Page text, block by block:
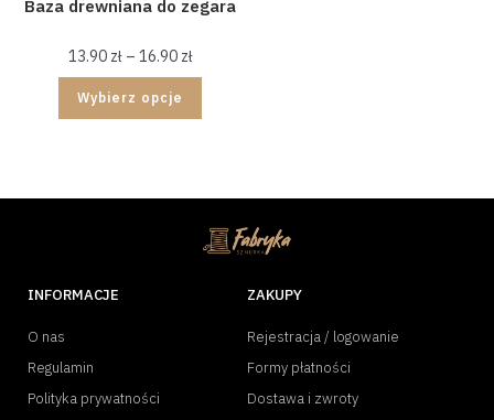
Baza drewniana do zegara
13.90 zł – 16.90 zł
Wybierz opcje
INFORMACJE
O nas
Regulamin
Polityka prywatności
ZAKUPY
Rejestracja / logowanie
Formy płatności
Dostawa i zwroty